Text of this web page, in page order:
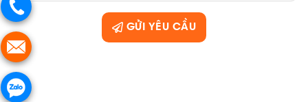
GỬI YÊU CẦU